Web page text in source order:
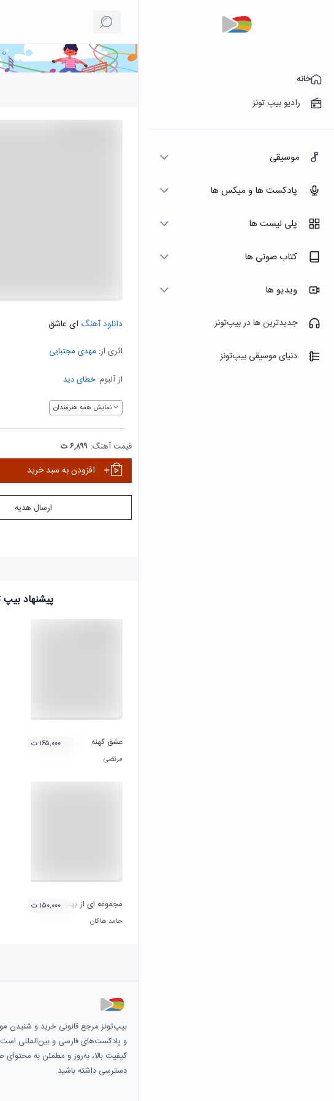
خانه
رادیو بیپ تونز
موسیقی
پادکست ها و میکس ها
پلی لیست ها
کتاب صوتی ها
ویدیو ها
جدیدترین ها در بیپ‌تونز
دنیای موسیقی بیپ‌تونز
دانلود آهنگ ای عاشق
اثری از: مهدی مجتبایی
از آلبوم: خطای دید
نمایش همه هنرمندان
قیمت آهنگ: ۶,۸۹۹ ت
افزودن به سبد خرید
ارسال هدیه
پیشنهاد بیپ
عشق کهنه
مرتضی
۱۶۵,۰۰۰ ت
مجموعه ای از بهترین آثار حامد هاکان
حامد هاکان
۱۵۰,۰۰۰ ت
بیپ‌تونز مرجع قانونی خرید و شنیدن
و پادکست‌های فارسی و بین‌المللی است.
کیفیت بالا، به‌روز و مطمئن به محتوای
دسترسی داشته باشید.